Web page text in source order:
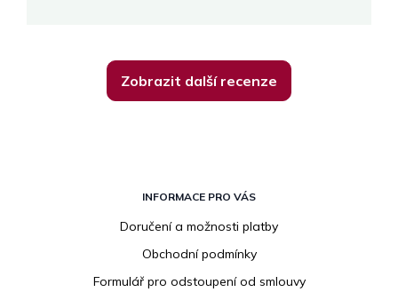
Zobrazit další recenze
INFORMACE PRO VÁS
Doručení a možnosti platby
Obchodní podmínky
Formulář pro odstoupení od smlouvy